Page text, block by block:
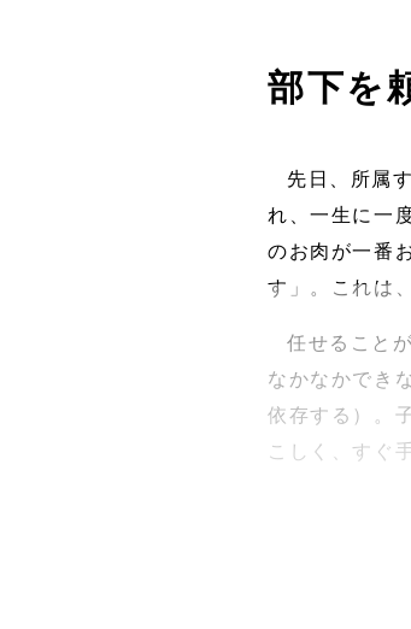
部下を
先日、所属
れ、一生に一
のお肉が一番
す」。これは
任せること
なかなかでき
依存する）。
こしく、すぐ